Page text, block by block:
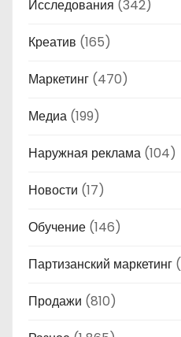
Исследования (342)
Креатив (165)
Маркетинг (470)
Медиа (199)
Наружная реклама (104)
Новости (17)
Обучение (146)
Партизанский маркетинг
Продажи (810)